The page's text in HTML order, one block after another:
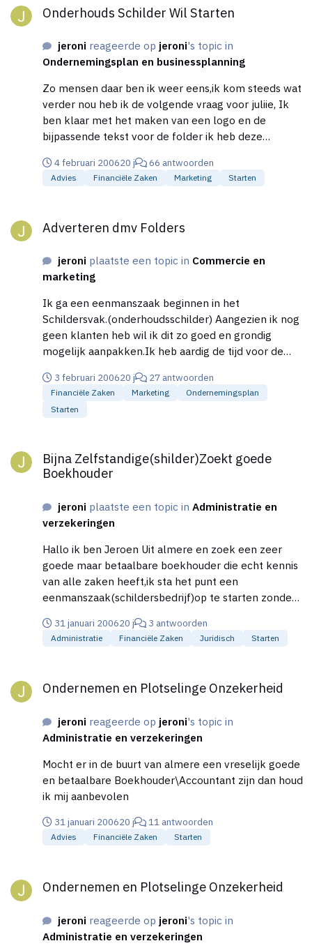
te krijgen je moet ergens beginnen
Onderhouds Schilder Wil Starten
jeroni reageerde op jeroni's topic in
Ondernemingsplan en businessplanning
Zo mensen daar ben ik weer eens,ik kom steeds wat
verder nou heb ik de volgende vraag voor juliie, Ik
ben klaar met het maken van een logo en de
bijpassende tekst voor de folder ik heb deze
natuurlijk keurig voor de dag komen en zo een vlut
papiertje vind ik zelf nogal goedkoop staan als ik dat
ook enig idee hoe ver van te voren ik moet beginnen
zijn er nog meer dingen die ik kan doen om klanten
4 februari 200620 j 66 antwoorden
Advies Financiële Zaken Marketing Starten
Adverteren dmv Folders
jeroni plaatste een topic in Commercie en
marketing
Ik ga een eenmanszaak beginnen in het
Schildersvak.(onderhoudsschilder) Aangezien ik nog
geen klanten heb wil ik dit zo goed en grondig
mogelijk aanpakken.Ik heb aardig de tijd voor de
kan ik het best gaan adverteren en hoe ver van te
voren zal ik gaan beginnen met klanten werven. Ik
heb al een logo en een brief opgesteld,ik wil hier
En op wat voor papier zou ik die folder afdrukken?
Ik heb het nu op gewoon papier gedaan maar dat
doen of in een envelop? Alle hulp\advies is welkom
3 februari 200620 j 27 antwoorden
Financiële Zaken Marketing
Ondernemingsplan
Starten
Bijna Zelfstandige(shilder)Zoekt goede
Boekhouder
jeroni plaatste een topic inAdministratie en
verzekeringen
Hallo ik ben Jeroen Uit almere en zoek een zeer
goede maar betaalbare boekhouder die echt kennis
van alle zaken heeft,ik sta het punt een
eenmanszaak(schildersbedrijf)op te starten zonder
totale boekhouding gaat doen,en voor mij uitrekend
wat mijn maandlasten worden,en hoe ik de
loon,verzekeringen,,,gewoon alles... Ben jij een
buurt woont,en zorgt kan,en die gaat zorgen dat
mijn bedrijfje uit de grond komt,dan kun je hier
antwoorden of mij een email sturen, bedankt
31 januari 200620 j 3 antwoorden
Administratie Financiële Zaken Juridisch Starten
Ondernemen en Plotselinge Onzekerheid
jeroni reageerde op jeroni's topic in
Administratie en verzekeringen
Mocht er in de buurt van almere een vreselijk goede
en betaalbare Boekhouder\Accountant zijn dan houd
ik mij aanbevolen
31 januari 200620 j 11 antwoorden
Advies Financiële Zaken Starten
Ondernemen en Plotselinge Onzekerheid
jeroni reageerde op jeroni's topic in
Administratie en verzekeringen